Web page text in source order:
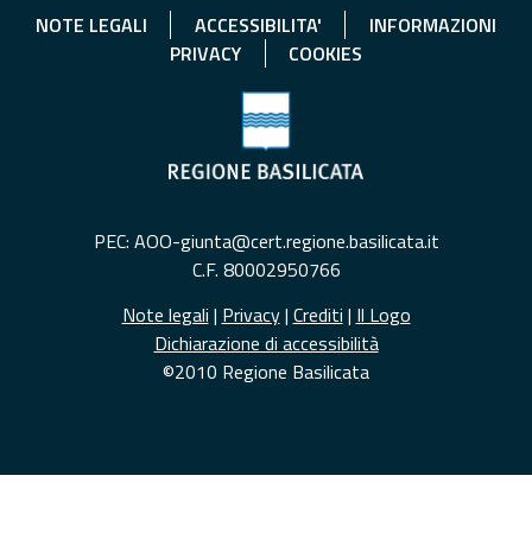
NOTE LEGALI ACCESSIBILITA'
INFORMAZIONI
PRIVACY
COOKIES
PEC: AOO-giunta@cert.regione.basilicata.it
C.F. 80002950766
Note legali | Privacy| Crediti | Il Logo
Dichiarazione di accessibilità
©2010 Regione Basilicata